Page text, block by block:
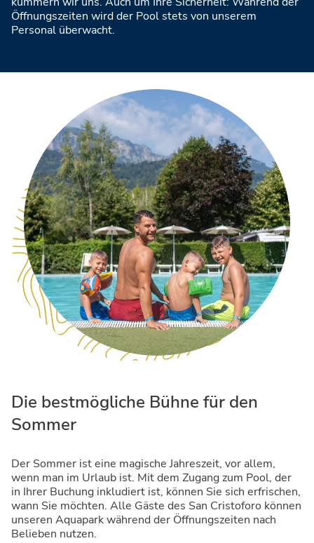
Öffnungszeiten wird der Pool stets von unserem
Personal überwacht.
Die bestmögliche Bühne für den
Sommer
Der Sommer ist eine magische Jahreszeit, vor allem,
wenn man im Urlaub ist. Mit dem Zugang zum Pool, der
in Ihrer Buchung inkludiert ist, können Sie sich erfrischen,
wann Sie möchten. Alle Gäste des San Cristoforo können
unseren Aquapark während der Öffnungszeiten nach
Belieben nutzen.